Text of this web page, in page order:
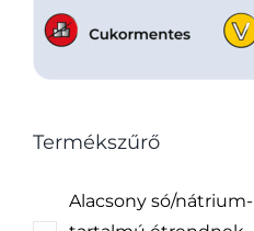
Termékszűrő
Alacsony só/nátrium-